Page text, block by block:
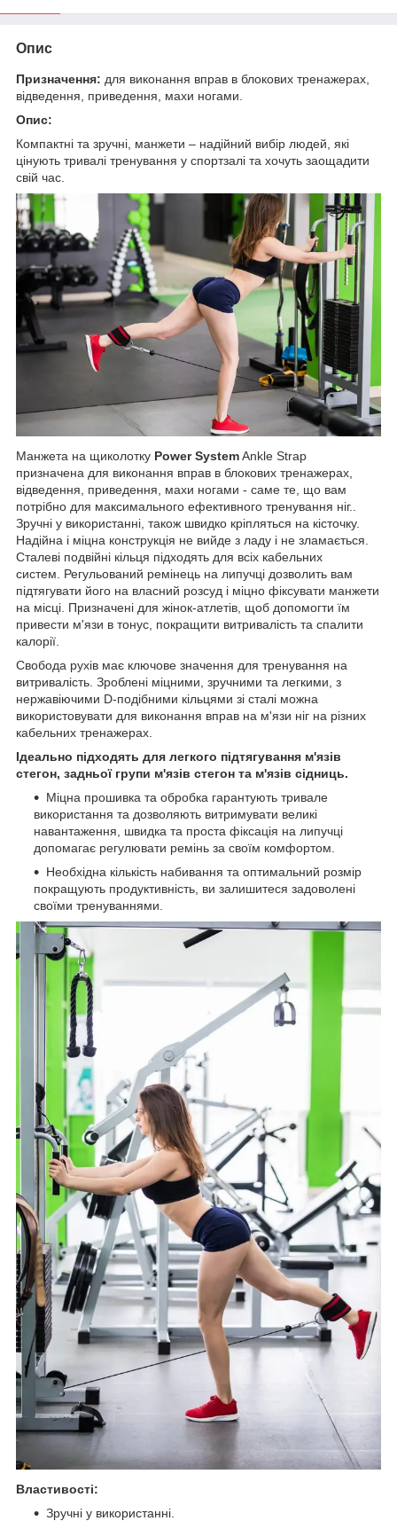
Опис
Призначення: для виконання вправ в блокових тренажерах,
відведення, приведення, махи ногами.
Опис:
Компактні та зручні, манжети – надійний вибір людей, які
цінують тривалі тренування у спортзалі та хочуть заощадити
свій час.
Манжета на щиколотку Power SystemAnkle Strap
призначена для виконання вправ в блокових тренажерах,
відведення, приведення, махи ногами - саме те, що вам
потрібно для максимального ефективного тренування ніг..
Зручні у використанні, також швидко кріпляться на кісточку.
Надійна і міцна конструкція не вийде з ладу і не зламається.
Сталеві подвійні кільця підходять для всіх кабельних
систем. Регульований ремінець на липучці дозволить вам
підтягувати його на власний розсуд і міцно фіксувати манжети
на місці. Призначені для жінок-атлетів, щоб допомогти їм
привести м'язи в тонус, покращити витривалість та спалити
калорії.
Свобода рухів має ключове значення для тренування на
витривалість. Зроблені міцними, зручними та легкими, з
нержавіючими D-подібними кільцями зі сталі можна
використовувати для виконання вправ на м'язи ніг на різних
кабельних тренажерах.
Ідеально підходять для легкого підтягування м'язів
стегон, задньої групи м'язів стегон та м'язів сідниць.
Міцна прошивка та обробка гарантують тривале
використання та дозволяють витримувати великі
навантаження, швидка та проста фіксація на липучці
допомагає регулювати ремінь за своїм комфортом.
Необхідна кількість набивання та оптимальний розмір
покращують продуктивність, ви залишитеся задоволені
своїми тренуваннями.
Властивості:
Зручні у використанні.